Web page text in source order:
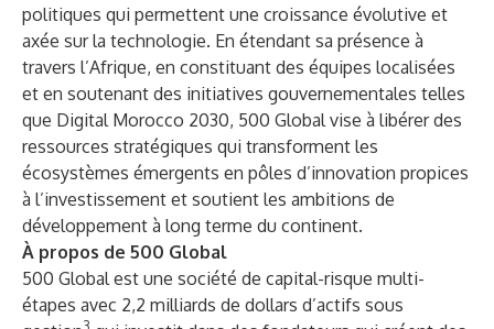
politiques qui permettent une croissance évolutive et
axée sur la technologie. En étendant sa présence à
travers l’Afrique, en constituant des équipes localisées
et en soutenant des initiatives gouvernementales telles
que Digital Morocco 2030, 500 Global vise à libérer des
ressources stratégiques qui transforment les
écosystèmes émergents en pôles d’innovation propices
à l’investissement et soutient les ambitions de
développement à long terme du continent.
À propos de 500 Global
500 Globalest une société de capital-risque multi-
étapes avec 2,2 milliards de dollars d’actifs sous